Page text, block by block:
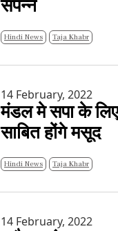
संपन्न
Hindi News Taja Khabr
14 February, 2022
मंडल मे सपा के
साबित होंगे मसूद
Hindi News Taja Khabr
14 February, 2022